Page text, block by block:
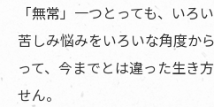
「無常」一つとっても、いろ
苦しみ悩みをいろいな角度か
って、今までとは違った生き
せん。